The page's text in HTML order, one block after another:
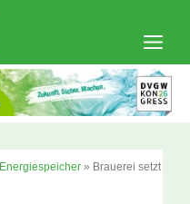
Energiespeicher » Brauerei setzt